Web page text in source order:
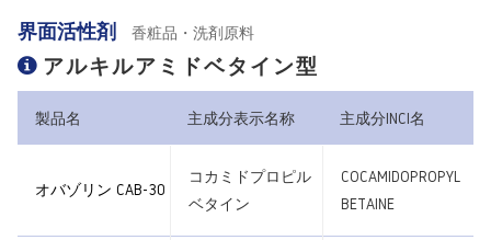
界面活性剤 香粧品・洗剤原料
アルキルアミドベタイン型
製品名 主成分表示名称 主成分INCI名
オバゾリン CAB-30
コカミドプロピル
ベタイン
COCAMIDOPROPYL
BETAINE